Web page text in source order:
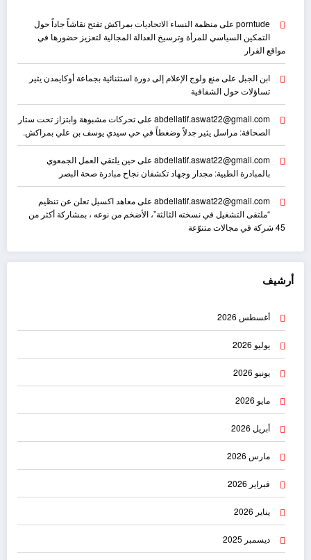
porntude علىمنظمة النساء الاتحاديات بمراكش تفتح نقاشاً جاداً حول
التمكين السياسي للمرأة وترسيخ العدالة المجالية لتعزيز حضورها في
مواقع القرار
ابن الجبل علىمنع ولوج الإعلام إلى دورة استثنائية بجماعة أوكايمدن يثير
تساؤلات حول الشفافية
abdellatif.aswat22@gmail.com علىتحركات مشبوهة وابتزاز تحت ستار
الصحافة: مراسل يثير جدلاً وضغطاً في حي سيدي يوسف بن علي بمراكش.
abdellatif.aswat22@gmail.com علىحين يلتقي العمل الجمعوي
بالمبادرة الطبية: مجدار وجهاد تكشفان نجاح مبادرة صحة البصر
abdellatif.aswat22@gmail.com علىمعاهد اكسيل تعلن عن تنظيم
“ملتقى التشغيل في نسخته الثالثة”، الأضخم من نوعه ، بمشاركة أكثر من
45 شركة في مجالات متنوّعة
أرشيف
أغسطس 2026
يوليو 2026
يونيو 2026
مايو 2026
أبريل 2026
مارس 2026
فبراير 2026
يناير 2026
ديسمبر 2025